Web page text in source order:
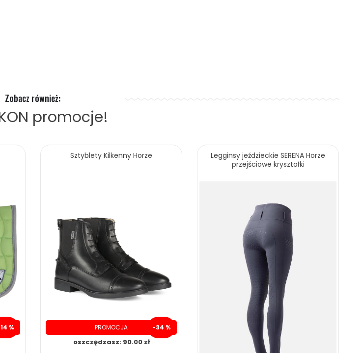
24.00 zł
ZOBACZ WIĘCEJ
Zobacz również:
promocje!
%
Sztyblety Kilkenny Horze
PROMOCJA -34 %
oszczędzasz: 90.00 zł
Legginsy jeździeckie SERENA Horze
przejściowe kryształki